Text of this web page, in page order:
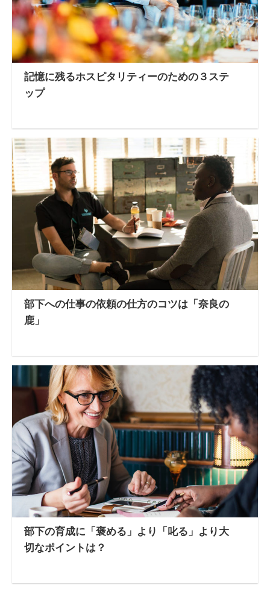
記憶に残るホスピタリティーのための３ステ
ップ
部下への仕事の依頼の仕方のコツは「奈良の
鹿」
部下の育成に「褒める」より「叱る」より大
切なポイントは？